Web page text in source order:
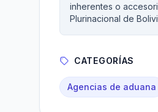
inherentes o
Plurinacional de
CATEGORÍAS
Agencias de aduana